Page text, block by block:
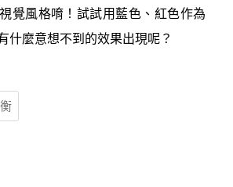
覺風格唷！試試用藍色、紅色作為
什麼意想不到的效果出現呢？